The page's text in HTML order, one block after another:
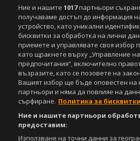
Управление на предпочитания
Съдържанието на този уеб сайт и
под закрила на Закона за авторското право
Всички статии, репортажи, интервюта и
видео материали, публикувани в сайта, са
Спортал, освен ако изрично е посочено
публикуване на текстови материали само
Агенция Спортал, посочване на източника и
www.sportal.bg. Използването на графични и
публикувани в сайта, е строго забранено.
санкционирани с цялата строгост на закона.
СвалиБЕЗПЛАТНОТО приложение за:
Ние и нашите1017партньори
получаваме достъп до информация
устройство, като уникални
бисквитки за обработка на лични
приемете и управлявате своя избор
като щракнете върху „Управление на
предпочитания“, включително
възразите, като се позовете на
Вашият избор ще бъде оповестен на
партньори и няма да повлияе на
сърфиране. Политика за
Ние и нашите партньори
предоставим:
Използване на точни данни за